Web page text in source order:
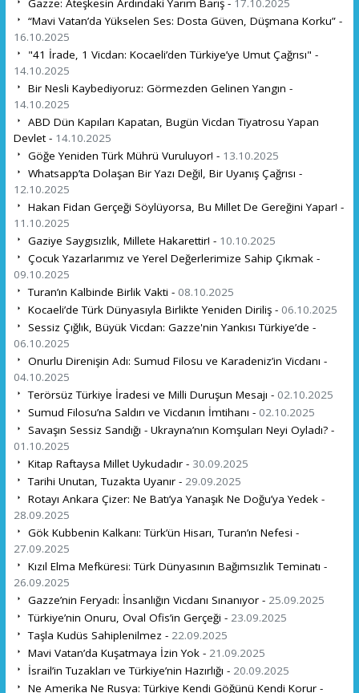
Gazze: Ateşkesin Ardındaki Yarım Barış - 17.10.2025
“Mavi Vatan’da Yükselen Ses: Dosta Güven, Düşmana Korku” -
16.10.2025
"41 İrade, 1 Vicdan: Kocaeli’den Türkiye’ye Umut Çağrısı" -
14.10.2025
Bir Nesli Kaybediyoruz: Görmezden Gelinen Yangın -
14.10.2025
ABD Dün Kapıları Kapatan, Bugün Vicdan Tiyatrosu Yapan
Devlet - 14.10.2025
Göğe Yeniden Türk Mührü Vuruluyor! - 13.10.2025
Whatsapp’ta Dolaşan Bir Yazı Değil, Bir Uyanış Çağrısı -
12.10.2025
Hakan Fidan Gerçeği Söylüyorsa, Bu Millet De Gereğini Yapar! -
11.10.2025
Gaziye Saygısızlık, Millete Hakarettir! - 10.10.2025
Çocuk Yazarlarımız ve Yerel Değerlerimize Sahip Çıkmak -
09.10.2025
Turan’ın Kalbinde Birlik Vakti - 08.10.2025
Kocaeli’de Türk Dünyasıyla Birlikte Yeniden Diriliş - 06.10.2025
Sessiz Çığlık, Büyük Vicdan: Gazze'nin Yankısı Türkiye’de -
06.10.2025
Onurlu Direnişin Adı: Sumud Filosu ve Karadeniz’in Vicdanı -
04.10.2025
Terörsüz Türkiye İradesi ve Milli Duruşun Mesajı - 02.10.2025
Sumud Filosu’na Saldırı ve Vicdanın İmtihanı - 02.10.2025
Savaşın Sessiz Sandığı - Ukrayna’nın Komşuları Neyi Oyladı? -
01.10.2025
Kitap Raftaysa Millet Uykudadır - 30.09.2025
Tarihi Unutan, Tuzakta Uyanır - 29.09.2025
Rotayı Ankara Çizer: Ne Batı’ya Yanaşık Ne Doğu’ya Yedek -
28.09.2025
Gök Kubbenin Kalkanı: Türk’ün Hisarı, Turan’ın Nefesi -
27.09.2025
Kızıl Elma Mefküresi: Türk Dünyasının Bağımsızlık Teminatı -
26.09.2025
Gazze’nin Feryadı: İnsanlığın Vicdanı Sınanıyor - 25.09.2025
Türkiye’nin Onuru, Oval Ofis’in Gerçeği - 23.09.2025
Taşla Kudüs Sahiplenilmez - 22.09.2025
Mavi Vatan’da Kuşatmaya İzin Yok - 21.09.2025
İsrail’in Tuzakları ve Türkiye’nin Hazırlığı - 20.09.2025
Ne Amerika Ne Rusya: Türkiye Kendi Göğünü Kendi Korur -